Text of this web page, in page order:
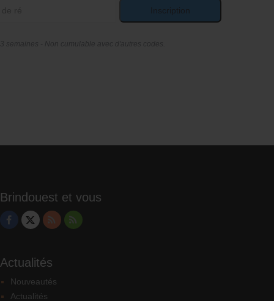
Inscription
Brindouest et vous
Actualités
Nouveautés
Actualités